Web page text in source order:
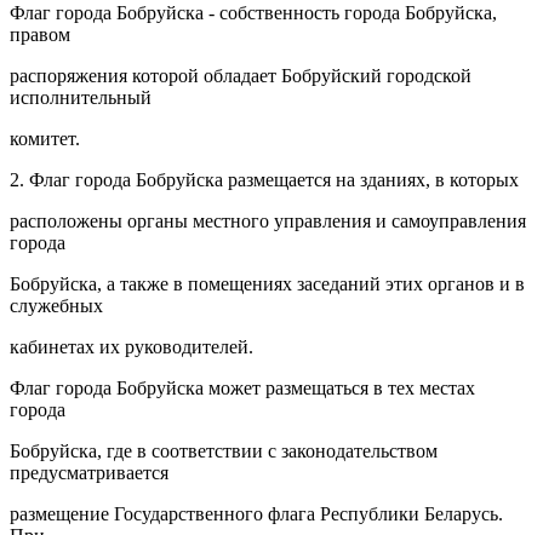
Флаг города Бобруйска - собственность города Бобруйска,
правом
распоряжения которой обладает Бобруйский городской
исполнительный
комитет.
2. Флаг города Бобруйска размещается на зданиях, в которых
расположены органы местного управления и самоуправления
города
Бобруйска, а также в помещениях заседаний этих органов и в
служебных
кабинетах их руководителей.
Флаг города Бобруйска может размещаться в тех местах
города
Бобруйска, где в соответствии с законодательством
предусматривается
размещение Государственного флага Республики Беларусь.